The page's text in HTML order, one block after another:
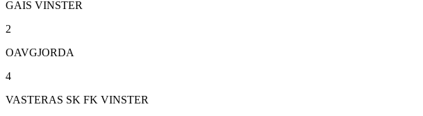
GAIS VINSTER
2
OAVGJORDA
4
VASTERAS SK FK VINSTER